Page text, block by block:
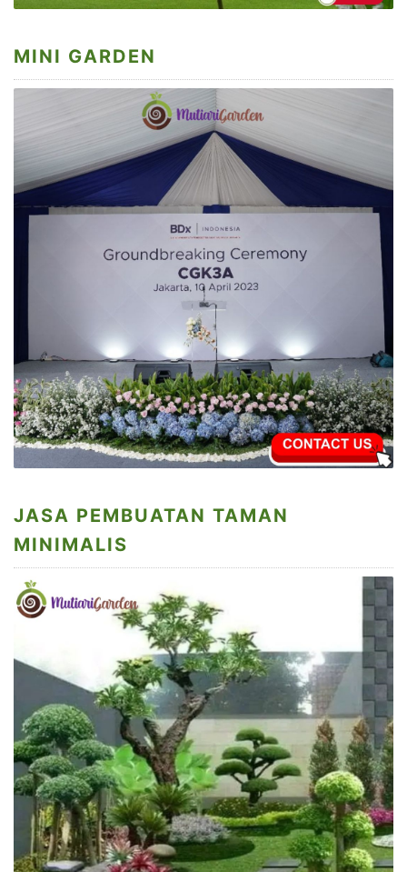
MINI GARDEN
JASA PEMBUATAN TAMAN
MINIMALIS